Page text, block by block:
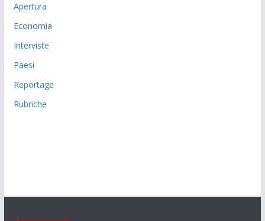
Apertura
Economia
Interviste
Paesi
Reportage
Rubriche